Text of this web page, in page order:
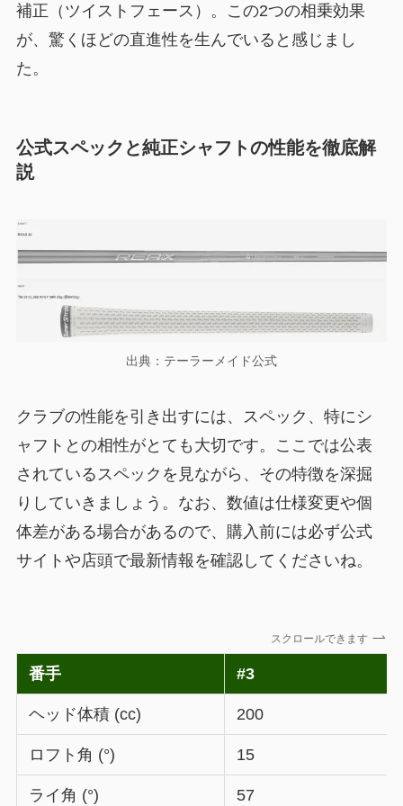
補正（ツイストフェース）。この2つの相乗効果
が、驚くほどの直進性を生んでいると感じまし
た。
公式スペックと純正シャフトの性能を徹底解
説
出典：テーラーメイド公式
クラブの性能を引き出すには、スペック、特にシ
ャフトとの相性がとても大切です。ここでは公表
されているスペックを見ながら、その特徴を深掘
りしていきましょう。なお、数値は仕様変更や個
体差がある場合があるので、購入前には必ず公式
サイトや店頭で最新情報を確認してくださいね。
スクロールできます
番手 #3
ヘッド体積 (cc) 200
ロフト角 (°) 15
ライ角 (°) 57